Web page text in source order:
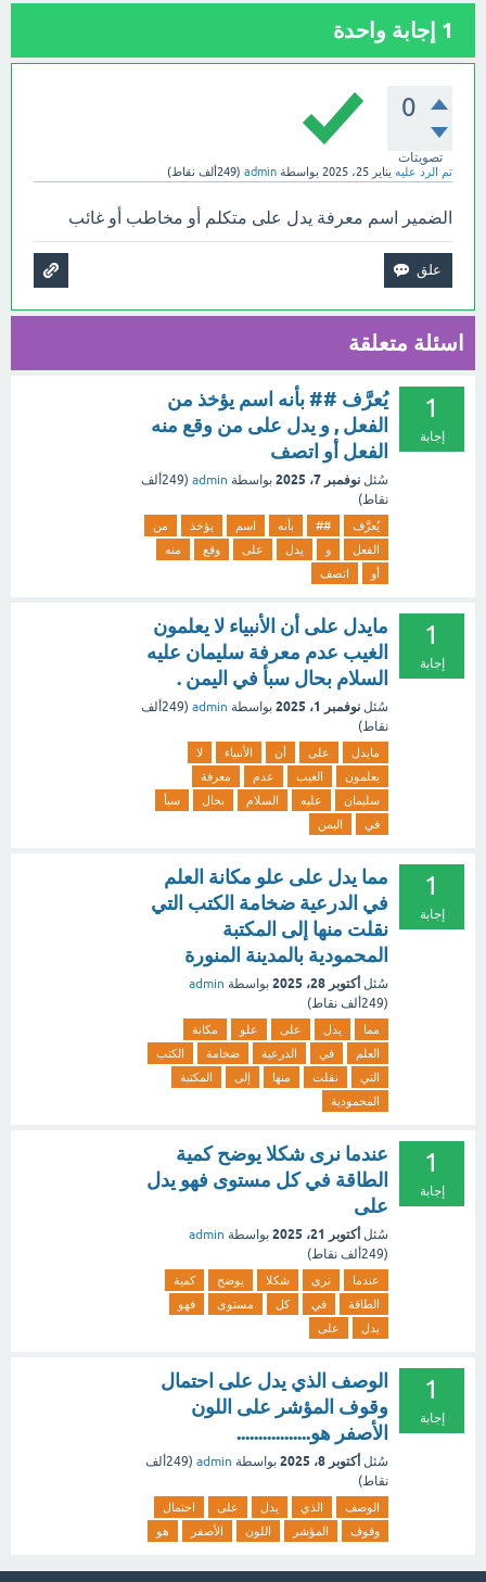
1 إجابة واحدة
0
تصويتات
تم الرد عليه يناير 25، 2025 بواسطة admin
(249ألف نقاط)
الضمير اسم معرفة يدل على متكلم أو مخاطب أو غائب
اسئلة متعلقة
1
إجابة
يُعرَّف ## بأنه اسم يؤخذ من
الفعل , و يدل على من وقع منه
الفعل أو اتصف
سُئل نوفمبر 7، 2025 بواسطة admin
(249ألف
نقاط)
يُعرَّف ## بأنه اسم يؤخذ
من
الفعل
و يدل على وقع
منه
أو
اتصف
1
إجابة
مايدل على أن الأنبياء لا يعلمون
الغيب عدم معرفة سليمان عليه
السلام بحال سبأ في اليمن .
سُئل نوفمبر 1، 2025 بواسطة admin
(249ألف
نقاط)
مايدل على أن الأنبياء
لا
يعلمون
الغيب عدم
معرفة
سليمان
عليه السلام بحال
سبأ
في
اليمن
1
إجابة
مما يدل على علو مكانة العلم
في الدرعية ضخامة الكتب التي
نقلت منها إلى المكتبة
المحمودية بالمدينة المنورة
سُئل أكتوبر 28، 2025 بواسطة admin
(249ألف نقاط)
مما يدل على علو
مكانة
العلم
في الدرعية ضخامة
الكتب
التي
نقلت منها إلى
المكتبة
المحمودية
1
إجابة
عندما نرى شكلا يوضح كمية
الطاقة في كل مستوى فهو يدل
على
سُئل أكتوبر 21، 2025 بواسطة admin
(249ألف نقاط)
عندما نرى شكلا يوضح
كمية
الطاقة
في كل مستوى
فهو
يدل
على
1
إجابة
الوصف الذي يدل على احتمال
وقوف المؤشر على اللون
الأصفر هو.................
سُئل أكتوبر 8، 2025 بواسطة admin
(249ألف
نقاط)
الوصف الذي يدل على
احتمال
وقوف
المؤشر اللون الأصفر هو